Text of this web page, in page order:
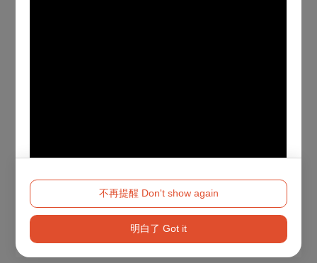
Method 2
不再提醒 Don't show again
明白了 Got it